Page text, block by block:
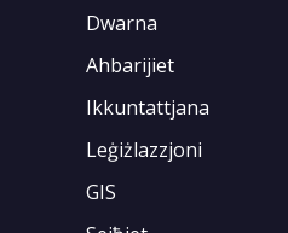
Dwarna
Ahbarijiet
Ikkuntattjana
Leġiżlazzjoni
GIS